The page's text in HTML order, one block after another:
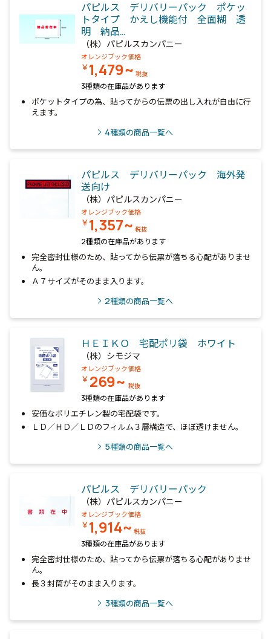
パピルス デリバリーパック ポケッ
トタイプ かえし機能付 全面糊 透
明 納品…
（株）パピルスカンパニー
オレンジブック価格
￥1,479~ 税抜
3種類の在庫品があります
ポケットタイプの為、貼ってからの伝票の出し入れが自由に行
えます。
4種類の商品一覧へ
パピルス デリバリーパック 海外発
送向け
（株）パピルスカンパニー
オレンジブック価格
￥1,357~ 税抜
2種類の在庫品があります
完全密封仕様のため、貼ってから伝票が落ちる心配がありませ
ん。
Ａ７サイズがそのまま入ります。
2種類の商品一覧へ
ＨＥＩＫＯ 宅配ポリ袋 ホワイト
（株）シモジマ
オレンジブック価格
￥ 269~ 税抜
3種類の在庫品があります
安価なポリエチレン製の宅配袋です。
ＬＤ／ＨＤ／ＬＤのフィルム３層構造で、ほぼ透けません。
5種類の商品一覧へ
パピルス デリバリーパック
（株）パピルスカンパニー
オレンジブック価格
￥1,914~ 税抜
3種類の在庫品があります
完全密封仕様のため、貼ってから伝票が落ちる心配がありませ
ん。
長３封筒がそのまま入ります。
3種類の商品一覧へ